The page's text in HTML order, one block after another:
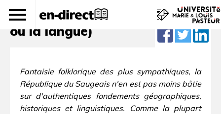
Sâdjè – Le Saugeais (le pays
ou la langue)
Fantaisie folklorique des plus sympathiques, la
République du Saugeais n'en est pas moins bâtie
sur d'authentiques fondements géographiques,
historiques et linguistiques. Comme la plupart